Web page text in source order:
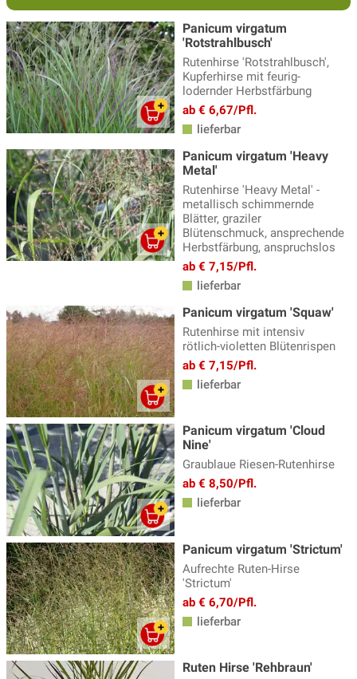
Panicum - Rutenhirse(11)
Pennisetum - Lampenputzergras(5)
Reitgras(3)
Segge-Gras(17)
Sesleria - Blaugras (4)
Stipa - Federgras
Weitere Ziergräser
Panicum virgatum
'Rotstrahlbusch'
Rutenhirse 'Rotstrahlbusch',
Kupferhirse mit feurig-
lodernder Herbstfärbung
ab € 6,67/Pfl.
lieferbar
Panicum virgatum 'Heavy
Metal'
Rutenhirse 'Heavy Metal' -
metallisch schimmernde
Blätter, graziler
Blütenschmuck, ansprechende
Herbstfärbung, anspruchslos
ab € 7,15/Pfl.
lieferbar
Panicum virgatum 'Squaw'
Rutenhirse mit intensiv
rötlich-violetten Blütenrispen
ab € 7,15/Pfl.
lieferbar
Panicum virgatum 'Cloud
Nine'
Graublaue Riesen-Rutenhirse
ab € 8,50/Pfl.
lieferbar
Panicum virgatum 'Strictum'
Aufrechte Ruten-Hirse
'Strictum'
ab € 6,70/Pfl.
lieferbar
Ruten Hirse 'Rehbraun'